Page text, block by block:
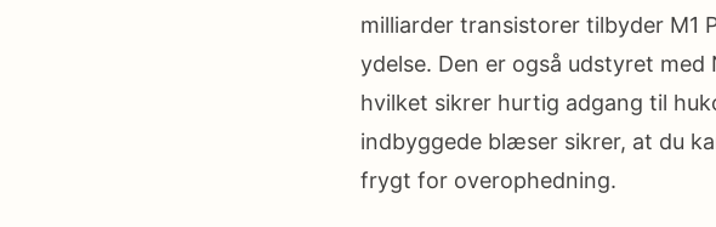
milliarder transistorer tilbyder M1
ydelse. Den er også udstyret
hvilket sikrer hurtig adgang til
indbyggede blæser sikrer, at du
frygt for overophedning.